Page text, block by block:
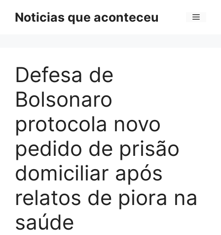
Noticias que aconteceu Menu
Defesa de
Bolsonaro
protocola novo
pedido de prisão
domiciliar após
relatos de piora na
saúde